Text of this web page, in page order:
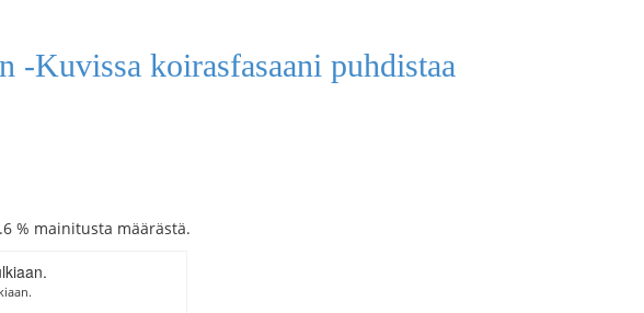
-Kuvissa koirasfasaani puhdistaa
% mainitusta määrästä.